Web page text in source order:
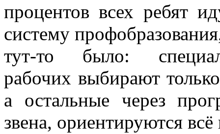
процентов всех ребят
систему
тут-то было:
рабочих выбирают
а остальные через
звена, ориентируются